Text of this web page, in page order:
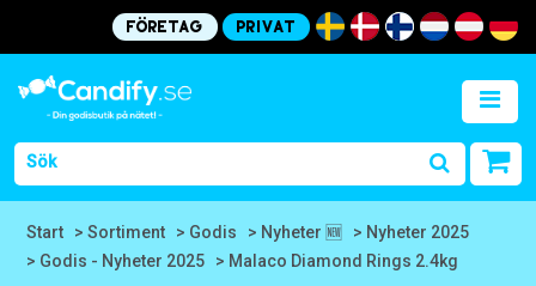
Företag Privat
Start > Sortiment > Godis > Nyheter 🆕
> Nyheter 2025
> Godis - Nyheter 2025
> Malaco Diamond Rings 2.4kg